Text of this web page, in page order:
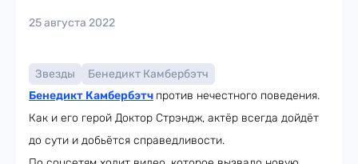
25 августа 2022
Звезды
Бенедикт Камбербэтч
Бенедикт Камбербэтч против нечестного поведения.
Как и его герой Доктор Стрэндж, актёр всегда дойдёт
до сути и добьётся справедливости.